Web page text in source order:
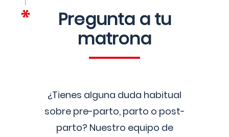
Pregunta a tu
matrona
¿Tienes alguna duda habitual
sobre pre-parto, parto o post-
parto? Nuestro equipo de